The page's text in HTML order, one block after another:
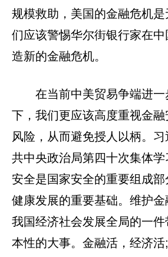
规模救助，美国的金融危机
们应该警惕华尔街银行家在中
造新的金融危机。
在当前中美贸易争端进
下，我们更应该高度重视金
风险，从而避免授人以柄。
共中央政治局第四十次集体学
安全是国家安全的重要组成
健康发展的重要基础。维护
我国经济社会发展全局的一
本性的大事。金融活，经济